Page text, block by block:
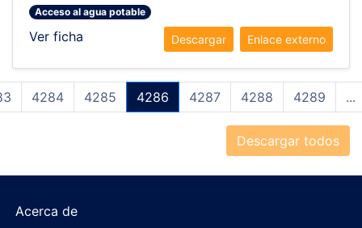
Acceso al agua potable
Ver ficha Enlace externo
Descargar
4284 4285 4286 4287 4288 4289 ...
Descargar todos
Acerca de